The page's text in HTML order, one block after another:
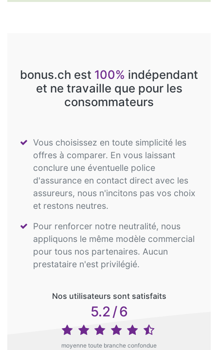
bonus.ch est 100% indépendant
et ne travaille que pour les
consommateurs
Vous choisissez en toute simplicité les
offres à comparer. En vous laissant
conclure une éventuelle police
d'assurance en contact direct avec les
assureurs, nous n'incitons pas vos choix
et restons neutres.
Pour renforcer notre neutralité, nous
appliquons le même modèle commercial
pour tous nos partenaires. Aucun
prestataire n'est privilégié.
Nos utilisateurs sont satisfaits
5.2/6
moyenne toute branche confondue